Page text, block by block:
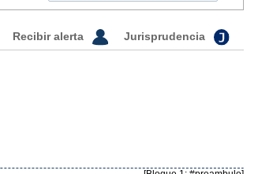
Jurisprudencia
Recibir alerta